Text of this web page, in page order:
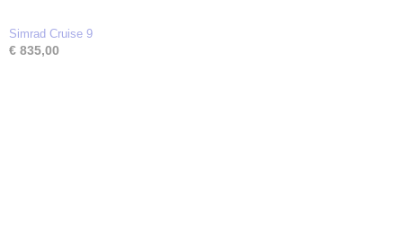
Simrad Cruise 9
€ 835,00